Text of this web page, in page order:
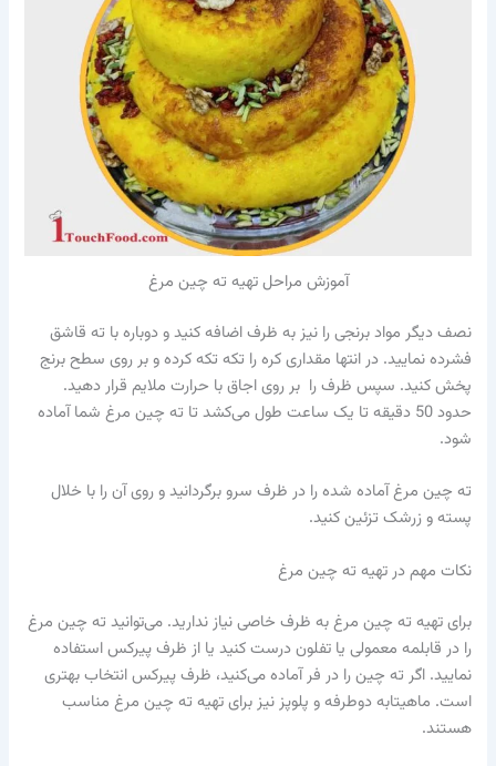
آموزش مراحل تهیه ته چین مرغ
نصف دیگر مواد برنجی را نیز به ظرف اضافه کنید و دوباره با ته قاشق
فشرده نمایید. در انتها مقداری کره را تکه تکه کرده و بر روی سطح برنج
پخش کنید. سپس ظرف را بر روی اجاق با حرارت ملایم قرار دهید.
حدود 50 دقیقه تا یک ساعت طول می‌کشد تا ته‌ چین مرغ شما آماده
شود.
ته‌ چین مرغ آماده شده را در ظرف سرو برگردانید و روی آن را با خلال
پسته و زرشک تزئین کنید.
نکات مهم در تهیه ته چین مرغ
برای تهیه ته چین مرغ به ظرف خاصی نیاز ندارید. می‌توانید ته‌ چین مرغ
را در قابلمه معمولی یا تفلون درست کنید یا از ظرف پیرکس استفاده
نمایید. اگر ته چین را در فر آماده می‌کنید، ظرف پیرکس انتخاب بهتری
است. ماهیتابه دوطرفه و پلوپز نیز برای تهیه ته چین مرغ مناسب
هستند.